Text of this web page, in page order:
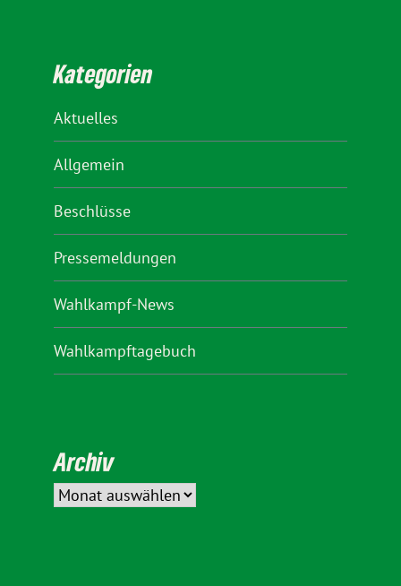
Kategorien
Aktuelles
Allgemein
Beschlüsse
Pressemeldungen
Wahlkampf-News
Wahlkampftagebuch
Archiv